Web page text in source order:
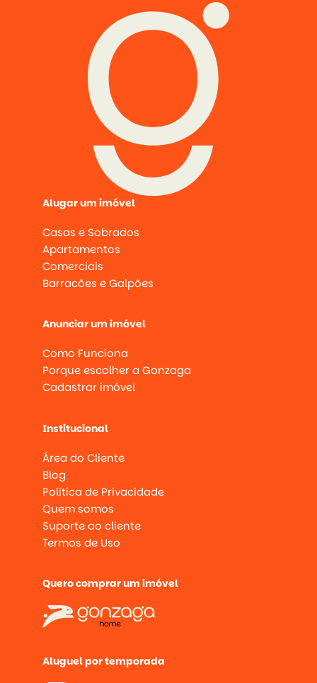
Alugar um imóvel
Casas e Sobrados
Apartamentos
Comerciais
Barracões e Galpões
Anunciar um imóvel
Como Funciona
Porque escolher a Gonzaga
Cadastrar imóvel
Institucional
Área do Cliente
Blog
Política de Privacidade
Quem somos
Suporte ao cliente
Termos de Uso
Quero comprar um imóvel
Aluguel por temporada